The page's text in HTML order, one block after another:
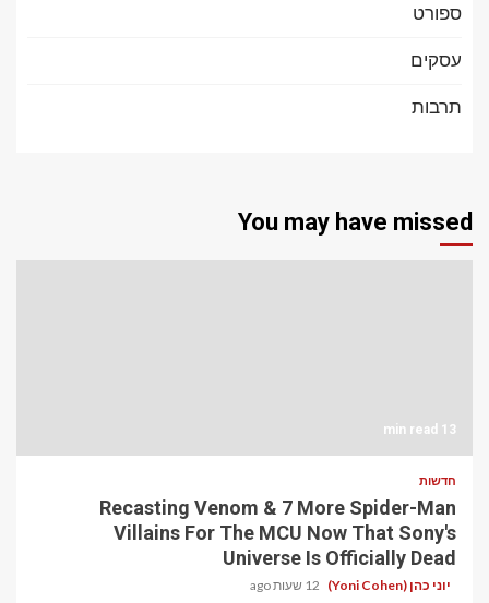
ספורט
עסקים
תרבות
You may have missed
13 min read
חדשות
Recasting Venom & 7 More Spider-Man
Villains For The MCU Now That Sony's
Universe Is Officially Dead
יוני כהן (Yoni Cohen) 12 שעות ago